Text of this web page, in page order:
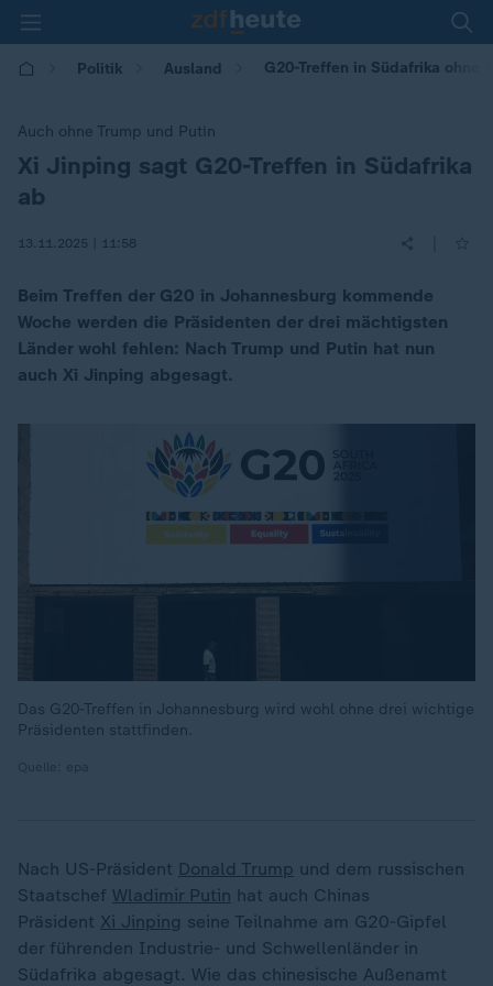
Politik Ausland G20-Treffen in Südafrika ohne
Auch ohne Trump und Putin
:
Xi Jinping sagt G20-Treffen in Südafrika
ab
13.11.2025 | 11:58
Beim Treffen der G20 in Johannesburg kommende
Woche werden die Präsidenten der drei mächtigsten
Länder wohl fehlen: Nach Trump und Putin hat nun
auch Xi Jinping abgesagt.
Das G20-Treffen in Johannesburg wird wohl ohne drei wichtige
Präsidenten stattfinden.
Nach US-Präsident Donald Trump und dem russischen
Staatschef Wladimir Putin hat auch Chinas
Präsident Xi Jinping seine Teilnahme am G20-Gipfel
der führenden Industrie- und Schwellenländer in
Südafrika abgesagt. Wie das chinesische Außenamt